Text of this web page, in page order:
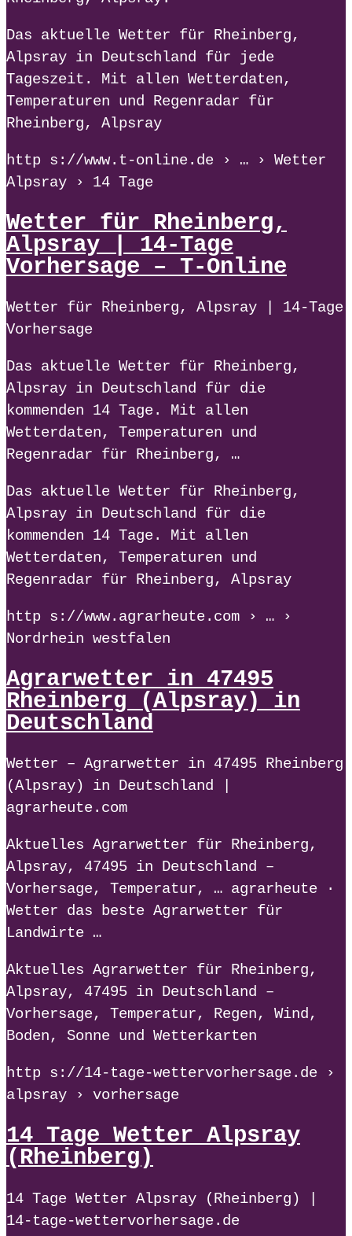
Das aktuelle Wetter für Rheinberg,
Alpsray in Deutschland für jede
Tageszeit. Mit allen Wetterdaten,
Temperaturen und Regenradar für
Rheinberg, Alpsray
http s://www.t-online.de › … › Wetter
Alpsray › 14 Tage
Wetter für Rheinberg,
Alpsray | 14-Tage
Vorhersage – T-Online
Wetter für Rheinberg, Alpsray | 14-Tage
Vorhersage
Das aktuelle Wetter für Rheinberg,
Alpsray in Deutschland für die
kommenden 14 Tage. Mit allen
Wetterdaten, Temperaturen und
Regenradar für Rheinberg, …
Das aktuelle Wetter für Rheinberg,
Alpsray in Deutschland für die
kommenden 14 Tage. Mit allen
Wetterdaten, Temperaturen und
Regenradar für Rheinberg, Alpsray
http s://www.agrarheute.com › … ›
Nordrhein westfalen
Agrarwetter in 47495
Rheinberg (Alpsray) in
Deutschland
Wetter – Agrarwetter in 47495 Rheinberg
(Alpsray) in Deutschland |
agrarheute.com
Aktuelles Agrarwetter für Rheinberg,
Alpsray, 47495 in Deutschland –
Vorhersage, Temperatur, … agrarheute ·
Wetter das beste Agrarwetter für
Landwirte …
Aktuelles Agrarwetter für Rheinberg,
Alpsray, 47495 in Deutschland –
Vorhersage, Temperatur, Regen, Wind,
Boden, Sonne und Wetterkarten
http s://14-tage-wettervorhersage.de ›
alpsray › vorhersage
14 Tage Wetter Alpsray
(Rheinberg)
14 Tage Wetter Alpsray (Rheinberg) |
14-tage-wettervorhersage.de